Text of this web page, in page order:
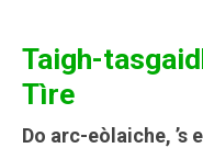
Taigh-
Tìre
Do arc-eòlaiche, ’s